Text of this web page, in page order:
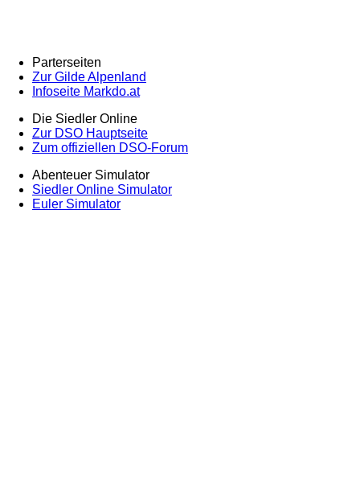
Parterseiten
Zur Gilde Alpenland
Infoseite Markdo.at
Die Siedler Online
Zur DSO Hauptseite
Zum offiziellen DSO-Forum
Abenteuer Simulator
Siedler Online Simulator
Euler Simulator